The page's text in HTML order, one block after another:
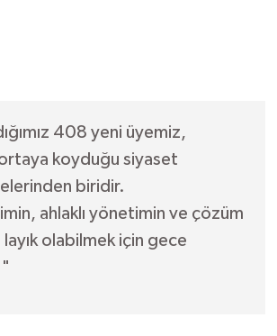
408 yeni üyemiz,
koyduğu siyaset
biridir.
ahlaklı yönetimin ve çözüm
olabilmek için gece